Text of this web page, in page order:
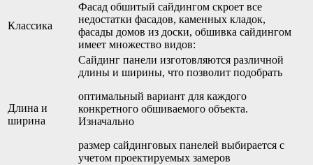
Классика
Фасад обшитый сайдингом скроет все
недостатки фасадов, каменных кладок,
фасады домов из доски, обшивка сайдингом
имеет множество видов:
Длина и
ширина
Сайдинг панели изготовляются различной
длины и ширины, что позволит подобрать
оптимальный вариант для каждого
конкретного обшиваемого объекта.
Изначально
размер сайдинговых панелей выбирается с
учетом проектируемых замеров